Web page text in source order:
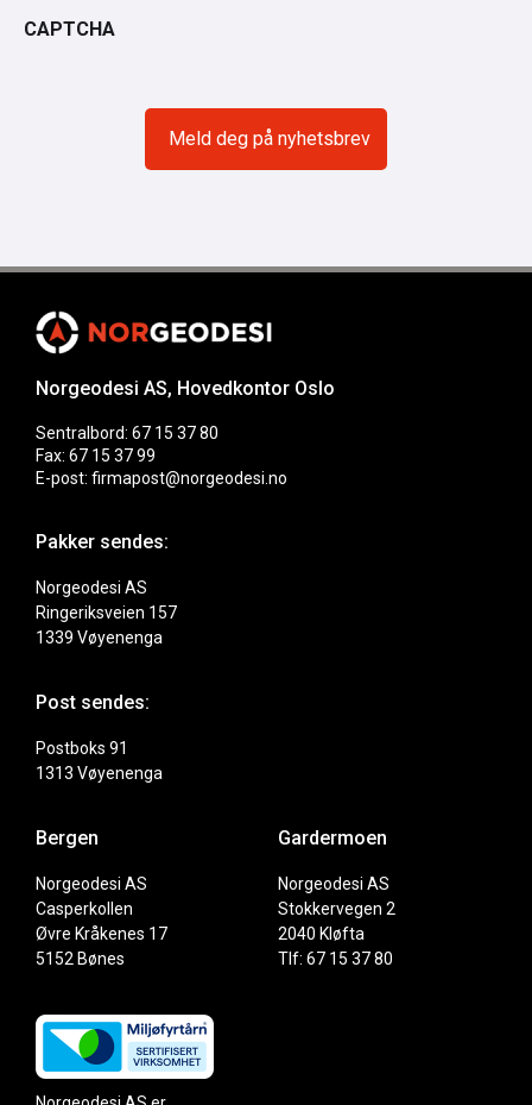
CAPTCHA
Norgeodesi AS, Hovedkontor Oslo
Sentralbord: 67 15 37 80
Fax: 67 15 37 99
E-post: firmapost@norgeodesi.no
Pakker sendes:
Norgeodesi AS
Ringeriksveien 157
1339 Vøyenenga
Post sendes:
Postboks 91
1313 Vøyenenga
Bergen
Norgeodesi AS
Casperkollen
Øvre Kråkenes 17
5152 Bønes
Gardermoen
Norgeodesi AS
Stokkervegen 2
2040 Kløfta
Tlf: 67 15 37 80